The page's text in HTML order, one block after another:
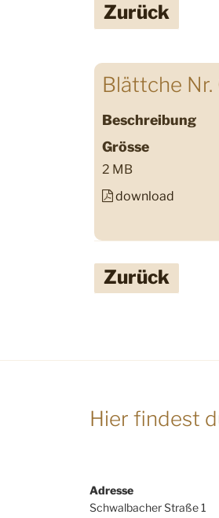
Zurück
Blättche
Beschreibung
Grösse
2 MB
download
Zurück
Hier findest
Adresse
Schwalbacher Straße 1